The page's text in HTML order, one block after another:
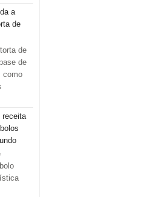
a
de
de
de
como
receita